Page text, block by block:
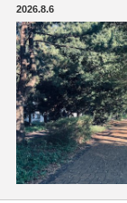
2026.8.6